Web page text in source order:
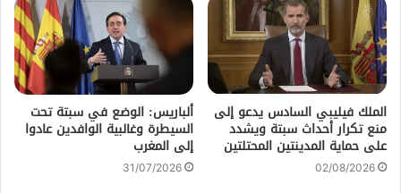
الملك فيليبي السادس يدعو إلى
منع تكرار أحداث سبتة ويشدد
على حماية المدينتين المحتلتين
02/08/2026
ألباريس: الوضع في سبتة تحت
السيطرة وغالبية الوافدين عادوا
إلى المغرب
31/07/2026